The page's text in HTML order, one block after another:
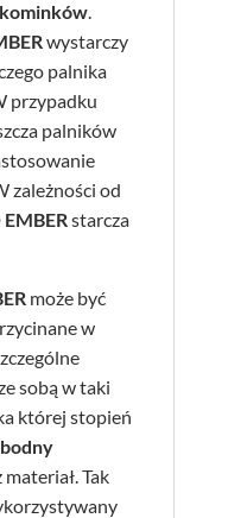
.
wystarczy
palnika
przypadku
palników
zależności od
EMBERstarcza
może być
w
sobą w taki
której stopień
Tak